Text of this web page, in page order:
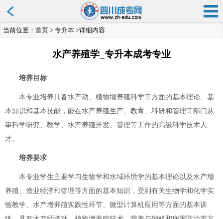
当前位置： 首页 > 专升本 >详细内容
水产养殖学_专升本成考专业
培养目标
本专业培养具备水产动、植物增养殖科学等方面的基本理论、基
本知识和基本技能，能在水产养殖生产、教育、科研和管理等部门从
事科学研究、教学、水产养殖开发、管理等工作的高级科学技术人
才。
培养要求
本专业学生主要学习生物学和水域环境学的基本理论以及水产增
养殖、渔业经济和管理等方面的基本知识，受到有关生物学和化学实
验教学、水产增养殖实践性环节、微型计算机应用等方面的基本训